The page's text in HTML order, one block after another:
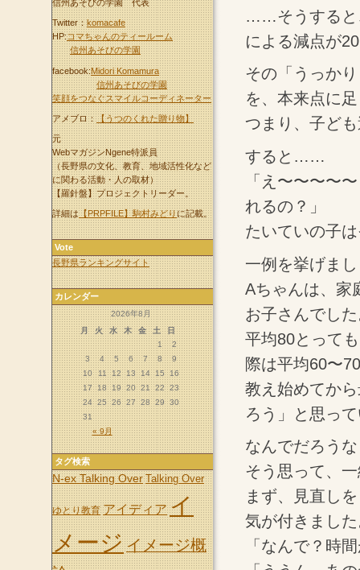
……そうすると
による減点が
その「うっか
を、本来点に
つまり、子ど
すると……
「え〜〜〜〜
れるの？」
たいていの子
一例を挙げま
Aちゃんは、家
お子さんでし
平均80とって
際は平均60〜
教え始めてか
ろう」と思っ
なんでだろう
そう思って、
まず、見直し
気が付きまし
「なんで？時
信州あそびの学園 代表
Twitter：komacafe
HP:コマちゃんのティールーム
信州あそびの学園
facebook:Midori Komamura
信州あそびの学園
笑顔をつなぐスマイルコーディネーター
アメブロ：【うつのくれた贈り物】
元
WebマガジンNgene特派員
（長野県の文化、教育、地域活性化など
に関わる活動・人の取材）
【羅針盤】プロジェクトリーダー。
詳細は【PRPFILE】駒村みどりに記載。
Vote
長野県ランキングサイト
カレンダー
2026年8月
月
火 水 木 金 土 日
« 9月
1
2
3
4 5 6 7 8
9
10
11 12 13 14 15
16
17
18 19 20 21 22
23
24
25 26 27 28 29
30
31
タグ検索
N-ex Talking Over Talking Over
ゆとり教育 アイディア イ
メージ イメージ概